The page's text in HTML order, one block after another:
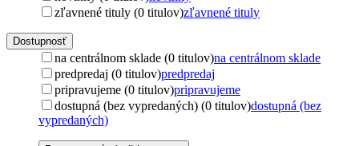
zľavnené tituly (0 titulov)zľavnené tituly
Dostupnosť
na centrálnom sklade (0 titulov)na centrálnom sklade
predpredaj (0 titulov)predpredaj
pripravujeme (0 titulov)pripravujeme
dostupná (bez vypredaných) (0 titulov)dostupná (bez
vypredaných)